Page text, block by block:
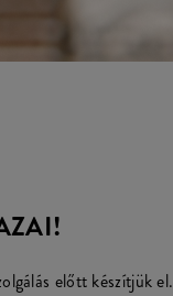
előtt készítjük el.